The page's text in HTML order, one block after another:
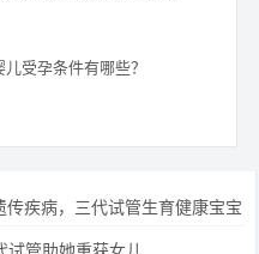
儿受孕条件有哪些？
疾病，三代试管生育健康宝宝
试管助她重获女儿